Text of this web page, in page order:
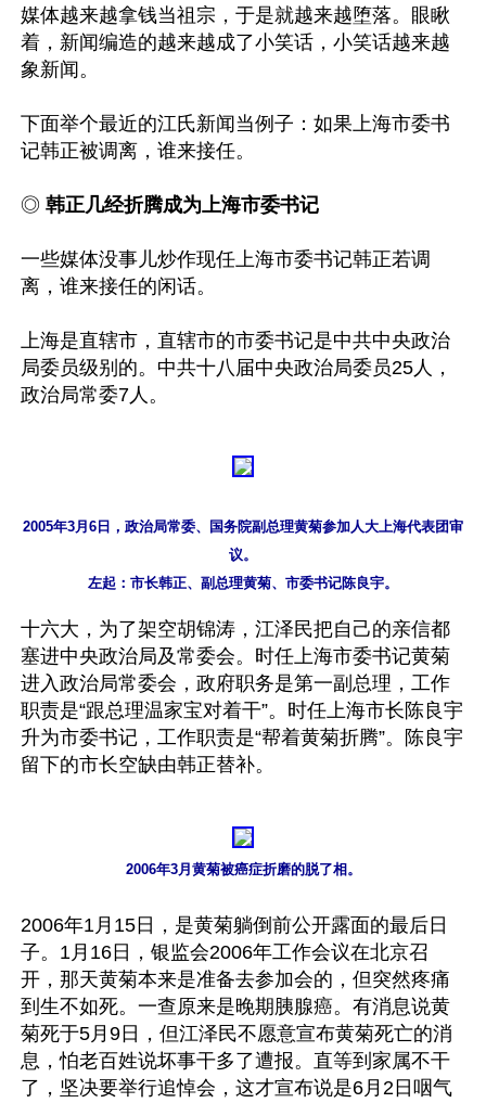
媒体越来越拿钱当祖宗，于是就越来越堕落。眼瞅
着，新闻编造的越来越成了小笑话，小笑话越来越
象新闻。
下面举个最近的江氏新闻当例子：如果上海市委书
记韩正被调离，谁来接任。
◎ 韩正几经折腾成为上海市委书记
一些媒体没事儿炒作现任上海市委书记韩正若调
离，谁来接任的闲话。
上海是直辖市，直辖市的市委书记是中共中央政治
局委员级别的。中共十八届中央政治局委员25人，
2005年3月6日，政治局常委、国务院副总理黄菊参加人大上海代表团审
议。
左起：市长韩正、副总理黄菊、市委书记陈良宇。
十六大，为了架空胡锦涛，江泽民把自己的亲信都
塞进中央政治局及常委会。时任上海市委书记黄菊
进入政治局常委会，政府职务是第一副总理，工作
职责是“跟总理温家宝对着干”。时任上海市长陈良宇
升为市委书记，工作职责是“帮着黄菊折腾”。陈良宇
留下的市长空缺由韩正替补。
2006年3月黄菊被癌症折磨的脱了相。
2006年1月15日，是黄菊躺倒前公开露面的最后日
子。1月16日，银监会2006年工作会议在北京召
开，那天黄菊本来是准备去参加会的，但突然疼痛
到生不如死。一查原来是晚期胰腺癌。有消息说黄
菊死于5月9日，但江泽民不愿意宣布黄菊死亡的消
息，怕老百姓说坏事干多了遭报。直等到家属不干
了，坚决要举行追悼会，这才宣布说是6月2日咽气